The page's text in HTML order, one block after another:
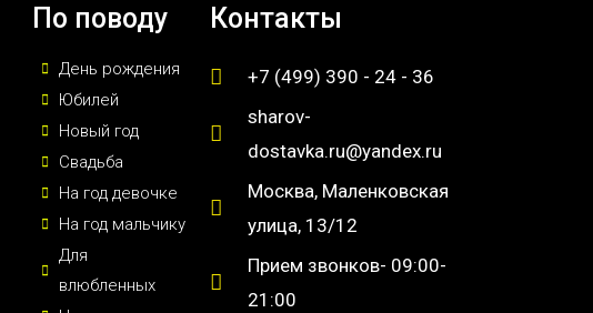
По поводу
День рождения
Юбилей
Новый год
Свадьба
На год девочке
На год мальчику
Для
влюбленных
Контакты
+7 (499) 390 - 24 - 36
sharov-
dostavka.ru@yandex.ru
Москва, Маленковская
улица, 13/12
Прием звонков- 09:00-
21:00